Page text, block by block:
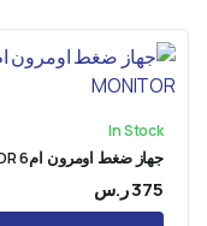
In Stock
جهاز ضغط اومرون ام6 OMRON M6 BLOOD PRESSURE MONITOR
375ر.س